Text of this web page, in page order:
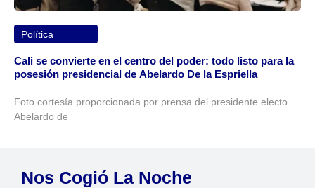
Política
Cali se convierte en el centro del poder: todo listo para la
posesión presidencial de Abelardo De la Espriella
Foto cortesía proporcionada por prensa del presidente electo
Abelardo de
Nos Cogió La Noche